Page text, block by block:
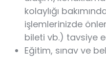
kolaylığı
işlemlerinizde
bileti vb.) tavsiye
Eğitim, sınav ve